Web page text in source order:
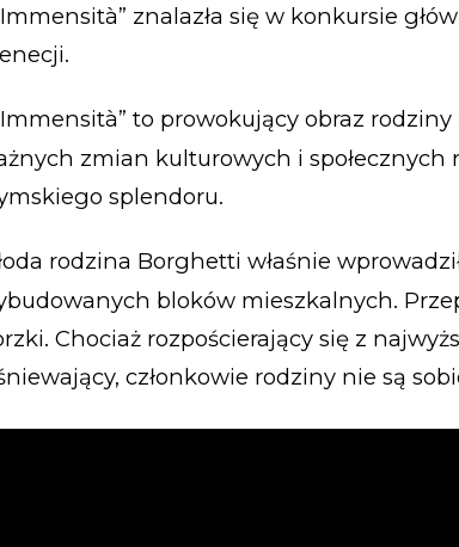
znalazła się w konkursie
to prowokujący obraz
zmian kulturowych i społecznych
splendoru.
rodzina Borghetti właśnie
bloków mieszkalnych.
Chociaż rozpościerający się z
członkowie rodziny nie są